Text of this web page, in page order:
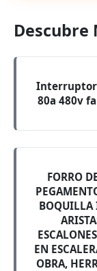
Descubre
Interruptor
80a 480v
FORRO
BOQUILLA
EN
OBRA,